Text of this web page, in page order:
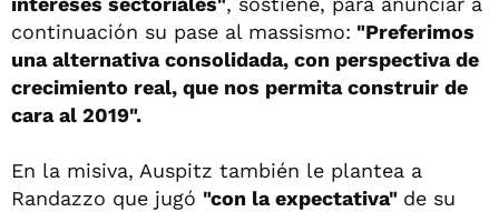
continuación su pase al massismo: "Preferimos
una alternativa consolidada, con perspectiva de
crecimiento real, que nos permita construir de
cara al 2019".
En la misiva, Auspitz también le plantea a
Randazzo que jugó "con la expectativa" de su